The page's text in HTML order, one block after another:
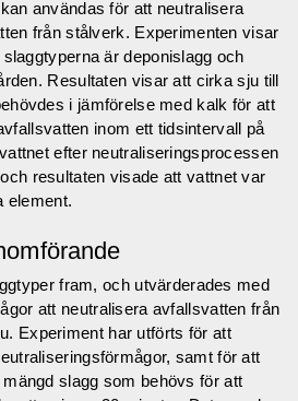
användas för att neutralisera
från stålverk. Experimenten visar
är deponislagg och
Resultaten visar att cirka sju till
i jämförelse med kalk för att
inom ett tidsintervall på
efter neutraliseringsprocessen
resultaten visade att vattnet var
element.
fram, och utvärderades med
att neutralisera avfallsvatten från
Experiment har utförts för att
samt för att
slagg som behövs för att